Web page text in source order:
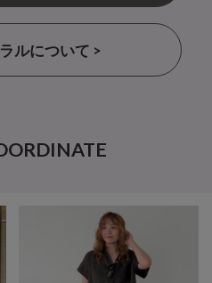
ルについて >